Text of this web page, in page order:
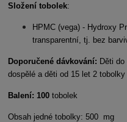
Složení tobolek:
HPMC (vega) - Hydroxy
transparentní, tj. bez
Doporučené dávkování: Děti
dospělé a děti od 15 let 2 tobolky
Balení: 100tobolek
Obsah jedné tobolky: 500 mg